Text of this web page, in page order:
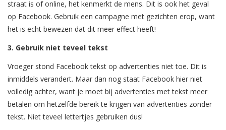
straat is of online, het kenmerkt de mens. Dit is ook het geval
op Facebook. Gebruik een campagne met gezichten erop, want
het is echt bewezen dat dit meer effect heeft!
3. Gebruik niet teveel tekst
Vroeger stond Facebook tekst op advertenties niet toe. Dit is
inmiddels verandert. Maar dan nog staat Facebook hier niet
volledig achter, want je moet bij advertenties met tekst meer
betalen om hetzelfde bereik te krijgen van advertenties zonder
tekst. Niet teveel lettertjes gebruiken dus!